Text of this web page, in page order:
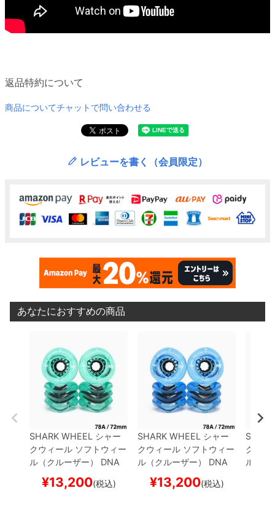
返品特約について
商品についてチャットで問い合わせる
レビューを書く（会員限定）
あなたにおすすめの商品
SHARK WHEEL シャー
クウィール ソフトウィー
ル（クルーザー）
DNA
（78A）
TRANSPARENT
EMERALD 72mmスケ
¥13,200(税込)
SHARK WHEEL シャー
クウィール ソフトウィー
ル（クルーザー）
DNA
（78A）
TRANSPARENT
SAPPHIRE 72mmスケ
¥13,200(税込)
クウィ
ル（ク